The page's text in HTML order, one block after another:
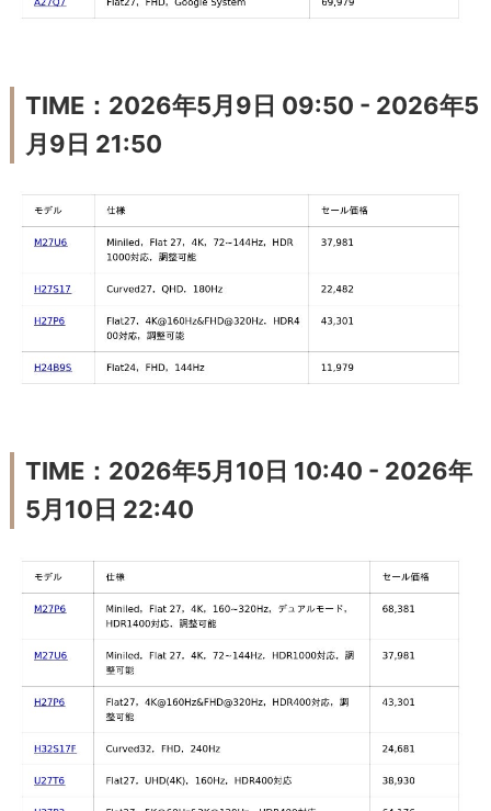
TIME：2026年5月9日 09:50 - 2026年5
月9日 21:50
TIME：2026年5月10日 10:40 - 2026年
5月10日 22:40